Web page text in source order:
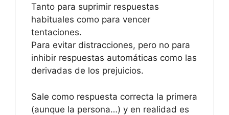
Tanto para suprimir respuestas
habituales como para vencer
tentaciones.
Para evitar distracciones, pero no para
inhibir respuestas automáticas como las
derivadas de los prejuicios.
Sale como respuesta correcta la primera
(aunque la persona…) y en realidad es